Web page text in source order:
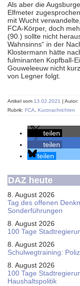
Als aber die
Elfmeter
mit Wucht
FCA-Körper, doch
(90.) sollte nicht
Wahnsinns“ in der
Klostermann hätte
fulminanten Kopfball-
Gouweleeuw nicht
von Legner folgt.
Artikel vom 13.02.2021 | Autor:
Rubrik: FCA Kurznachrichten
teilen
teilen
teilen
DAZ heute
8. August 2026
Tag des offenen
Sonderführungen
8. August 2026
100 Tage
8. August 2026
Schul­weg­trai­ning:
8. August 2026
100 Tage
Haushaltspolitik